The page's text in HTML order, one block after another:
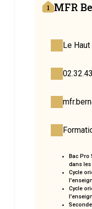
1 MFR
Le
Bac Pro
dans les
Cycle
Cycle